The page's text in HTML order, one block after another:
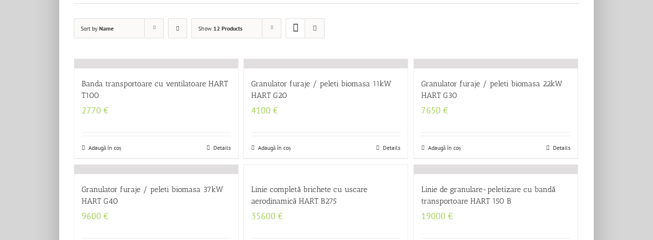
Sort by Name Show 12 Products
Banda transportoare cu ventilatoare HART
T100
2770 €
Adaugă în coș Details
Granulator furaje / peleti biomasa 11kW
HART G20
4100€
Adaugă în coș Details
Granulator furaje / peleti biomasa 22kW
HART G30
7650 €
Adaugă în coș Details
Granulator furaje / peleti biomasa 37kW
HART G40
9600 €
Linie completă brichete cu uscare
aerodinamică HART B275
35600€
Linie de granulare-peletizare cu bandă
transportoare HART 150 B
19000 €